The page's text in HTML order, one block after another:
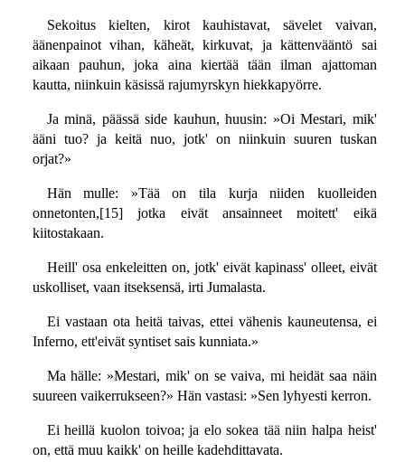
Sekoitus kielten, kirot kauhistavat, sävelet vaivan,
äänenpainot vihan, käheät, kirkuvat, ja kättenvääntö sai
aikaan pauhun, joka aina kiertää tään ilman ajattoman
kautta, niinkuin käsissä rajumyrskyn hiekkapyörre.
Ja minä, päässä side kauhun, huusin: »Oi Mestari, mik'
ääni tuo? ja keitä nuo, jotk' on niinkuin suuren tuskan
orjat?»
Hän mulle: »Tää on tila kurja niiden kuolleiden
onnetonten,[15] jotka eivät ansainneet moitett' eikä
kiitostakaan.
Heill' osa enkeleitten on, jotk' eivät kapinass' olleet, eivät
uskolliset, vaan itseksensä, irti Jumalasta.
Ei vastaan ota heitä taivas, ettei vähenis kauneutensa, ei
Inferno, ett'eivät syntiset sais kunniata.»
Ma hälle: »Mestari, mik' on se vaiva, mi heidät saa näin
suureen vaikerrukseen?» Hän vastasi: »Sen lyhyesti kerron.
Ei heillä kuolon toivoa; ja elo sokea tää niin halpa heist'
on, että muu kaikk' on heille kadehdittavata.